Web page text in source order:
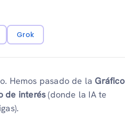
Grok
Hemos pasado de la Gráfico
de interés(donde la IA te